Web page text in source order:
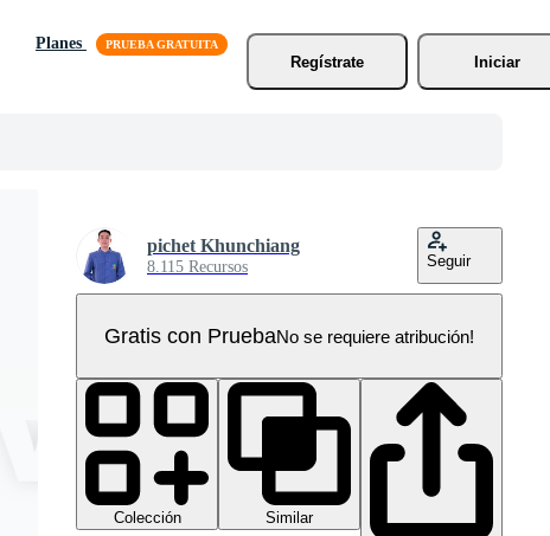
Planes
Regístrate
Iniciar
pichet Khunchiang
8.115 Recursos Seguir
Gratis con PruebaNo se requiere atribución!
Colección
Similar